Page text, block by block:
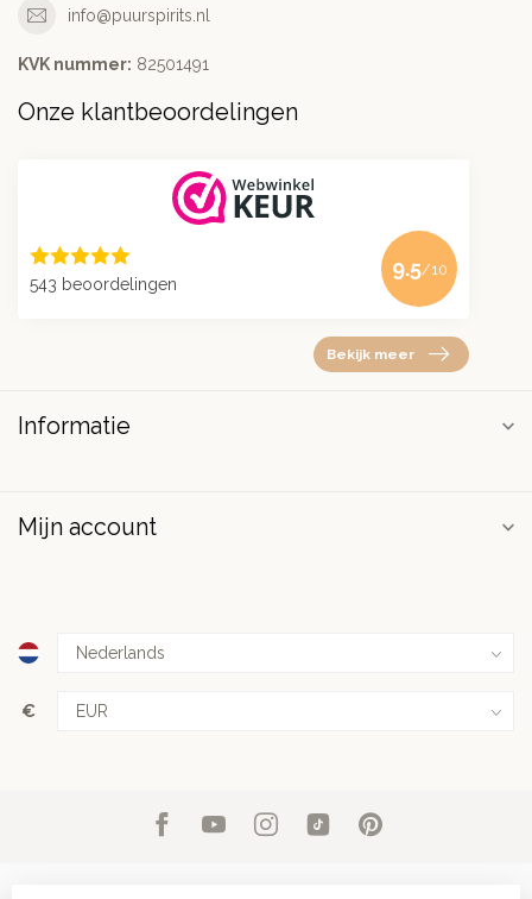
info@puurspirits.nl
KVK nummer: 82501491
Onze klantbeoordelingen
543 beoordelingen
9.5/10
Bekijk meer
Informatie
Mijn account
€